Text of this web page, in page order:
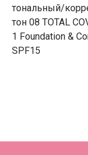
тональный/
тон 08 TOTAL
1 Foundation &
SPF15